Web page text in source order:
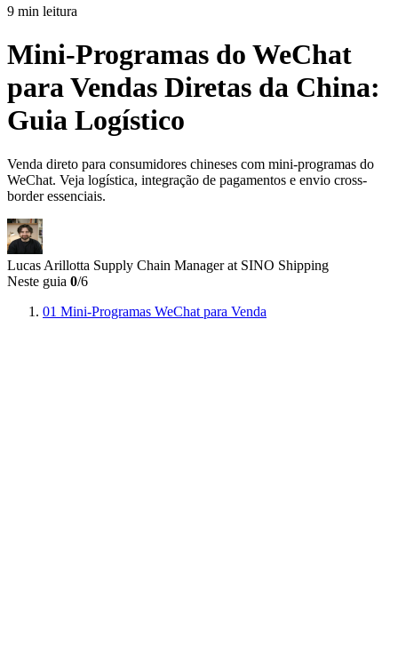
9 min leitura
Mini-Programas do WeChat
para Vendas Diretas da China:
Guia Logístico
Venda direto para consumidores chineses com mini-programas do
WeChat. Veja logística, integração de pagamentos e envio cross-
border essenciais.
Lucas Arillotta Supply Chain Manager at SINO Shipping
Neste guia 0/6
01 Mini-Programas WeChat para Venda